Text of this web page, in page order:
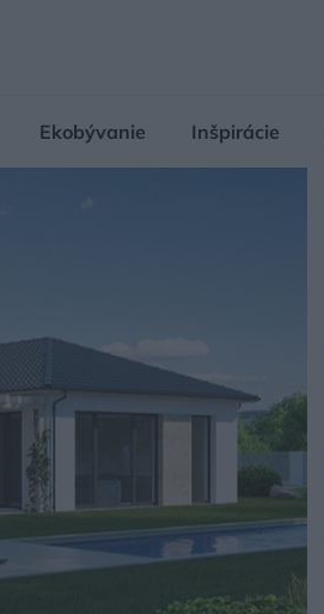
Ekobývanie Inšpirácie